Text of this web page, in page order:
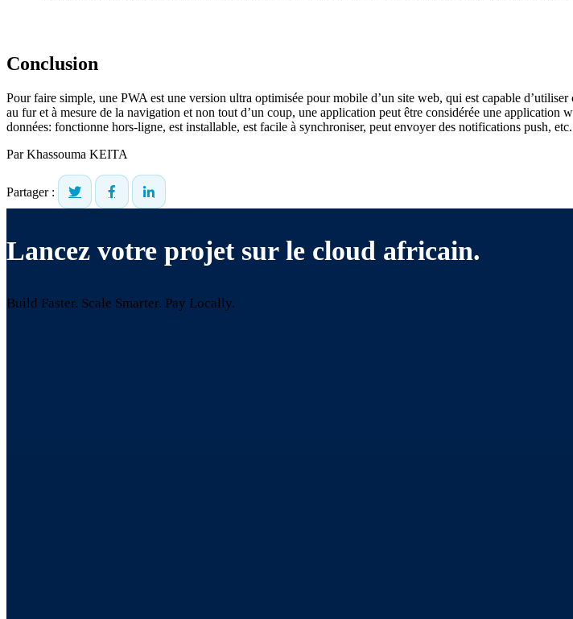
Conclusion
Pour faire simple, une PWA est une version ultra optimisée pour mobile d’un site web, qui est capable
au fur et à mesure de la navigation et non tout d’un coup, une application peut être considérée une
données: fonctionne hors-ligne, est installable, est facile à synchroniser, peut envoyer des notifications push, etc.
ParKhassouma KEITA
Partager :
Lancez votre projet sur le cloud africain.
Build Faster. Scale Smarter. Pay Locally.